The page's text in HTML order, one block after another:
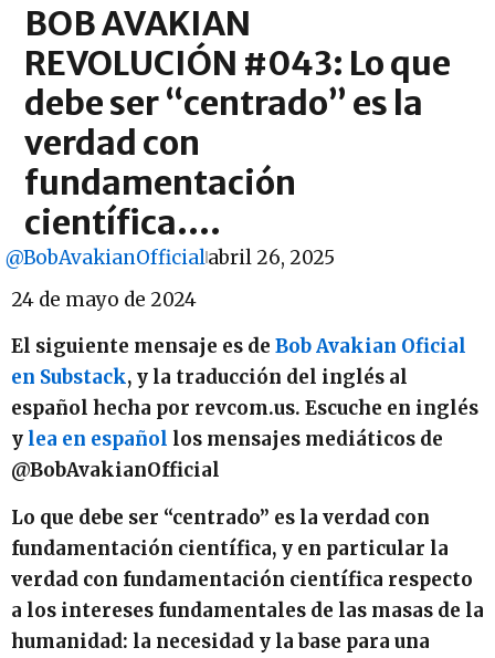
BOB AVAKIAN
REVOLUCIÓN #043: Lo que
debe ser “centrado” es la
verdad con
fundamentación
científica….
@BobAvakianOfficialabril 26, 2025
24 de mayo de 2024
El siguiente mensaje es de Bob Avakian Oficial
en Substack, y la traducción del inglés al
español hecha por revcom.us. Escuche en inglés
y lea en español los mensajes mediáticos de
@BobAvakianOfficial
Lo que debe ser “centrado” es la verdad con
fundamentación científica, y en particular la
verdad con fundamentación científica respecto
a los intereses fundamentales de las masas de la
humanidad: la necesidad y la base para una